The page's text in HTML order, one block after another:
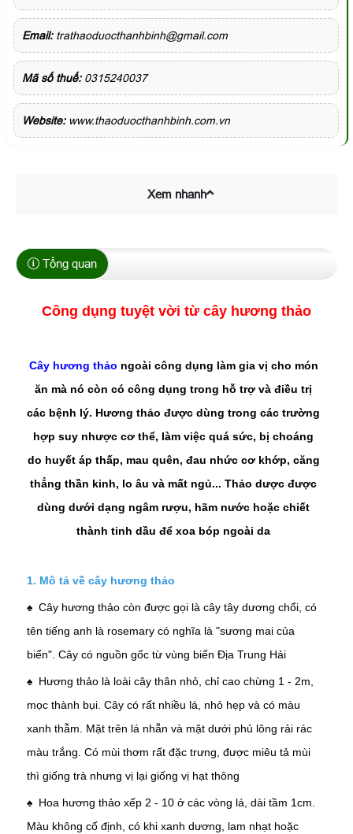
Email:trathaoduocthanhbinh@gmail.com
Mã số thuế: 0315240037
Website:www.thaoduocthanhbinh.com.vn
Xem nhanh
Tổng quan
Công dụng tuyệt vời từ cây hương thảo
Cây hương thảo ngoài công dụng làm gia vị cho món
ăn mà nó còn có công dụng trong hỗ trợ và điều trị
các bệnh lý. Hương thảo được dùng trong các trường
hợp suy nhược cơ thể, làm việc quá sức, bị choáng
do huyết áp thấp, mau quên, đau nhức cơ khớp, căng
thẳng thần kinh, lo âu và mất ngủ... Thảo dược được
dùng dưới dạng ngâm rượu, hãm nước hoặc chiết
thành tinh dầu để xoa bóp ngoài da
1. Mô tả về cây hương thảo
♠ Cây hương thảo còn được gọi là cây tây dương chổi, có
tên tiếng anh là rosemary có nghĩa là "sương mai của
biển". Cây có nguồn gốc từ vùng biển Địa Trung Hải
♠ Hương thảo là loài cây thân nhỏ, chỉ cao chừng 1 - 2m,
mọc thành bụi. Cây có rất nhiều lá, nhỏ hẹp và có màu
xanh thẫm. Mặt trên lá nhẵn và mặt dưới phủ lông rải rác
màu trắng. Có mùi thơm rất đặc trưng, được miêu tả mùi
thì giống trà nhưng vị lại giống vị hạt thông
♠ Hoa hương thảo xếp 2 - 10 ở các vòng lá, dài tầm 1cm.
Màu không cố định, có khi xanh dương, lam nhạt hoặc